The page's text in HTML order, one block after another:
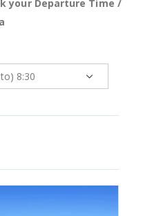
your Departure Time /